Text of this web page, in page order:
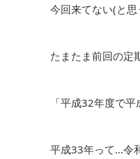
今回来てない(と
たまたま前回の定
「平成32年度で
平成33年って…令